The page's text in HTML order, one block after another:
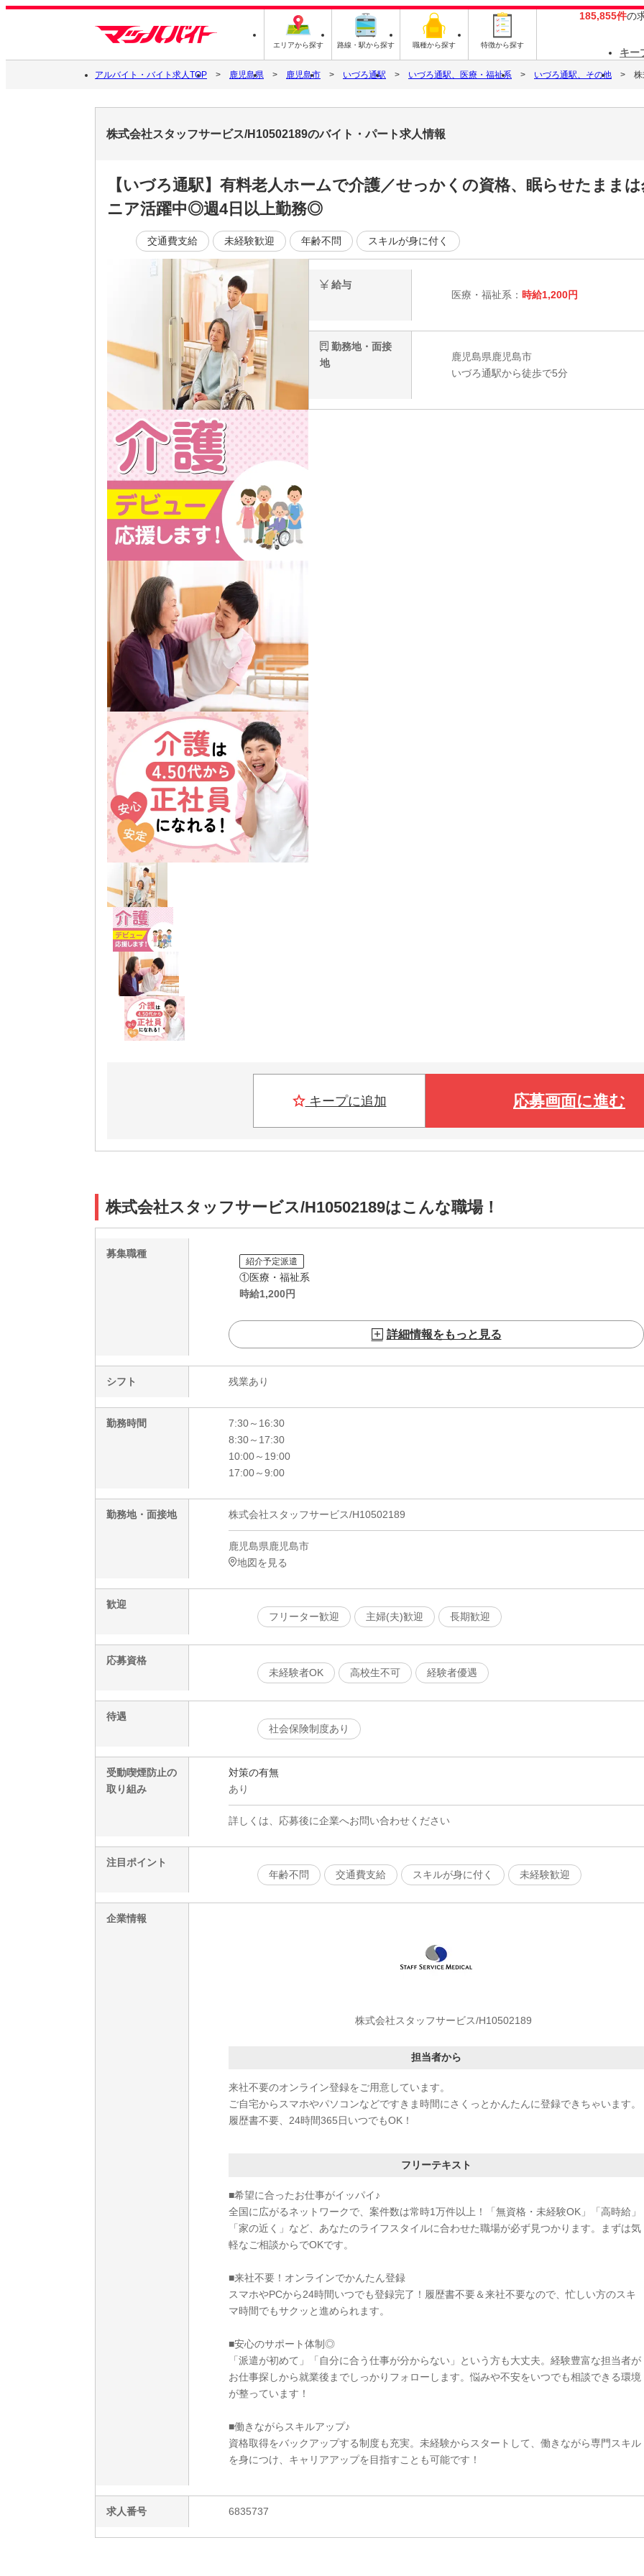
エリアから探す 路線・駅から探す 職種から探す 特徴から探す
185,855件の
キー
アルバイト・バイト求人TOP 鹿児島県 鹿児島市 いづろ通駅 いづろ通駅、医療・福祉系 いづろ通駅、その他
株式会社スタッフサービス/H10502189のバイト・パート求人情報
【いづろ通駅】有料老人ホームで介護／せっかくの資格、眠らせたまま
ニア活躍中◎週4日以上勤務◎
交通費支給 未経験歓迎 年齢不問 スキルが身に付く
給与
医療・福祉系： 時給1,200円
勤務地・面接
地
鹿児島県鹿児島市
いづろ通駅から徒歩で5分
キープに追加 応募画面に進む
株式会社スタッフサービス/H10502189はこんな職場！
募集職種
紹介予定派遣
①医療・福祉系
時給1,200円
詳細情報をもっと見る
シフト 残業あり
勤務時間
7:30～16:30
8:30～17:30
10:00～19:00
17:00～9:00
勤務地・面接地 株式会社スタッフサービス/H10502189
鹿児島県鹿児島市
地図を見る
歓迎
フリーター歓迎
主婦(夫)歓迎 長期歓迎
応募資格
未経験者OK
高校生不可 経験者優遇
待遇
社会保険制度あり
受動喫煙防止の
取り組み
対策の有無
あり
詳しくは、応募後に企業へお問い合わせください
注目ポイント
年齢不問
交通費支給 スキルが身に付く 未経験歓迎
企業情報
株式会社スタッフサービス/H10502189
担当者から
来社不要のオンライン登録をご用意しています。
ご自宅からスマホやパソコンなどですきま時間にさくっとかんたんに登録できちゃいます。
履歴書不要、24時間365日いつでもOK！
フリーテキスト
■希望に合ったお仕事がイッパイ♪
全国に広がるネットワークで、案件数は常時1万件以上！「無資格・未経験OK」「高時給」
「家の近く」など、あなたのライフスタイルに合わせた職場が必ず見つかります。まずは気
軽なご相談からでOKです。
■来社不要！オンラインでかんたん登録
スマホやPCから24時間いつでも登録完了！履歴書不要＆来社不要なので、忙しい方のスキ
マ時間でもサクッと進められます。
■安心のサポート体制◎
「派遣が初めて」「自分に合う仕事が分からない」という方も大丈夫。経験豊富な担当者が
お仕事探しから就業後までしっかりフォローします。悩みや不安をいつでも相談できる環境
が整っています！
■働きながらスキルアップ♪
資格取得をバックアップする制度も充実。未経験からスタートして、働きながら専門スキル
を身につけ、キャリアアップを目指すことも可能です！
求人番号 6835737